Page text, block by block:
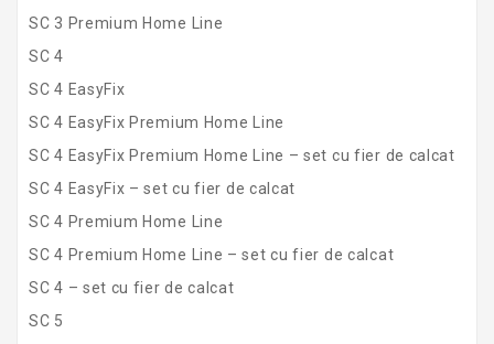
SC 3 Premium Home Line
SC 4
SC 4 EasyFix
SC 4 EasyFix Premium Home Line
SC 4 EasyFix Premium Home Line – set cu fier de calcat
SC 4 EasyFix – set cu fier de calcat
SC 4 Premium Home Line
SC 4 Premium Home Line – set cu fier de calcat
SC 4 – set cu fier de calcat
SC 5